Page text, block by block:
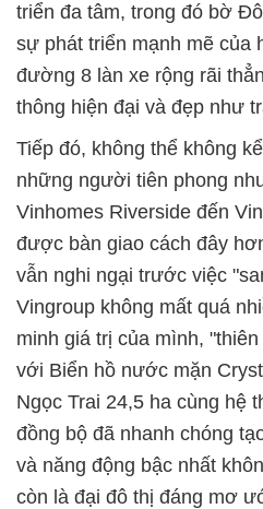
triển đa tâm, trong đó bờ
sự phát triển mạnh mẽ của
đường 8 làn xe rộng rãi
thông hiện đại và đẹp như
Tiếp đó, không thể không
những người tiên phong
Vinhomes Riverside đến
được bàn giao cách đây
vẫn nghi ngại trước việc
Vingroup không mất quá
minh giá trị của mình,
với Biển hồ nước mặn
Ngọc Trai 24,5 ha cùng hệ
đồng bộ đã nhanh chóng
và năng động bậc nhất
còn là đại đô thị đáng mơ